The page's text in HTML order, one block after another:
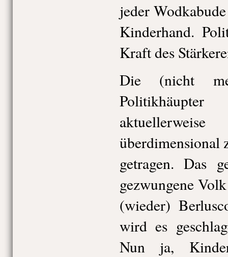
jeder
Kinderhand.
Kraft des
Die (nicht
überdimensional
getragen. Das
gezwungene
(wieder)
wird es
Nun ja,